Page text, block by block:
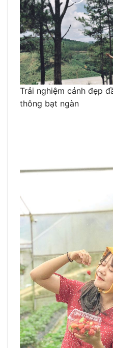
Trải nghiệm cảnh đẹp
thông bạt ngàn